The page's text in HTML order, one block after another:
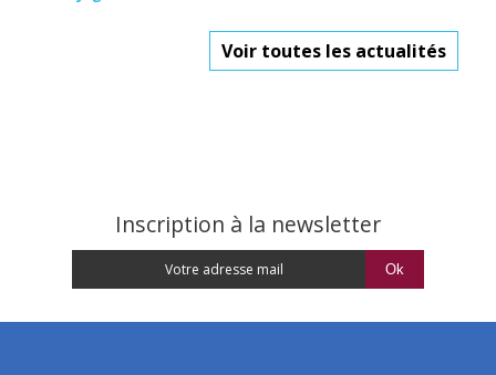
Voir toutes les actualités
Inscription à la newsletter